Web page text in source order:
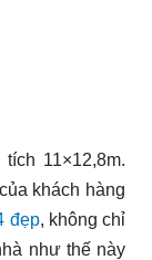
tích 11×12,8m.
khách hàng
đẹp, không chỉ
như thế này